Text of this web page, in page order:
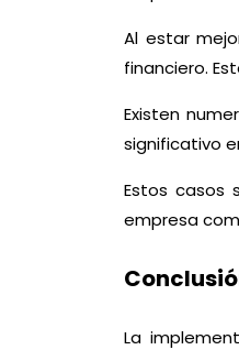
Al estar
financiero.
Existen
significativo
Estos casos
empresa
La